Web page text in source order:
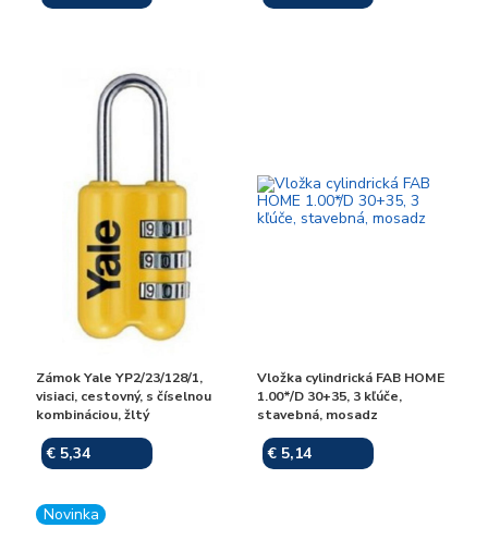
Zámok Yale YP2/23/128/1,
visiaci, cestovný, s číselnou
kombináciou, žltý
€ 5,34
Vložka cylindrická FAB HOME
1.00*/D 30+35, 3 kľúče,
stavebná, mosadz
€ 5,14
Novinka